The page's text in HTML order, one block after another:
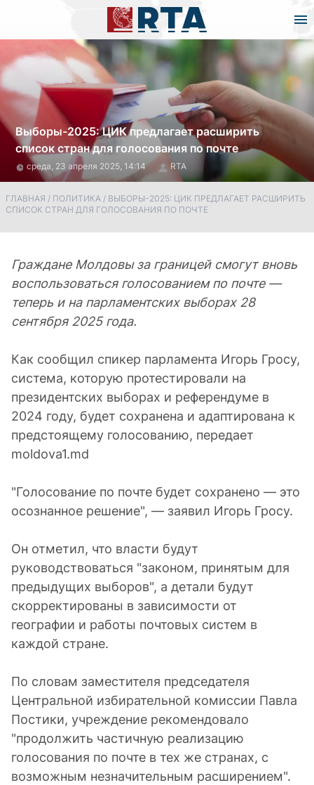
Выборы-2025: ЦИК предлагает расширить
список стран для голосования по почте
среда, 23 апреля 2025, 14:14 RTA
ГЛАВНАЯ / ПОЛИТИКА / ВЫБОРЫ-2025: ЦИК ПРЕДЛАГАЕТ РАСШИРИТЬ
СПИСОК СТРАН ДЛЯ ГОЛОСОВАНИЯ ПО ПОЧТЕ
Граждане Молдовы за границей смогут вновь
воспользоваться голосованием по почте —
теперь и на парламентских выборах 28
сентября 2025 года.
Как сообщил спикер парламента Игорь Гросу,
система, которую протестировали на
президентских выборах и референдуме в
2024 году, будет сохранена и адаптирована к
предстоящему голосованию, передает
moldova1.md
"Голосование по почте будет сохранено — это
осознанное решение", — заявил Игорь Гросу.
Он отметил, что власти будут
руководствоваться "законом, принятым для
предыдущих выборов", а детали будут
скорректированы в зависимости от
географии и работы почтовых систем в
каждой стране.
По словам заместителя председателя
Центральной избирательной комиссии Павла
Постики, учреждение рекомендовало
"продолжить частичную реализацию
голосования по почте в тех же странах, с
возможным незначительным расширением".